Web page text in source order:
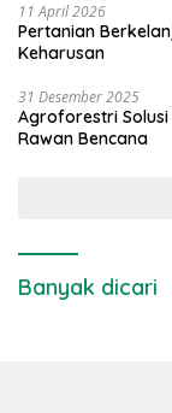
11 April 2026
Pertanian
Keharusan
31 Desember 2025
Agroforestri
Rawan Bencana
Banyak dicari